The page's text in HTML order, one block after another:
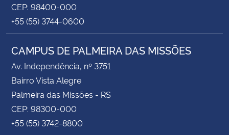
CEP: 98400-000
+55 (55) 3744-0600
CAMPUS DE PALMEIRA DAS MISSÕES
Av. Independência, nº 3751
Bairro Vista Alegre
Palmeira das Missões - RS
CEP: 98300-000
+55 (55) 3742-8800